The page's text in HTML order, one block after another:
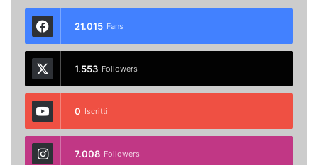
21.015 Fans
1.553 Followers
0 Iscritti
7.008 Followers